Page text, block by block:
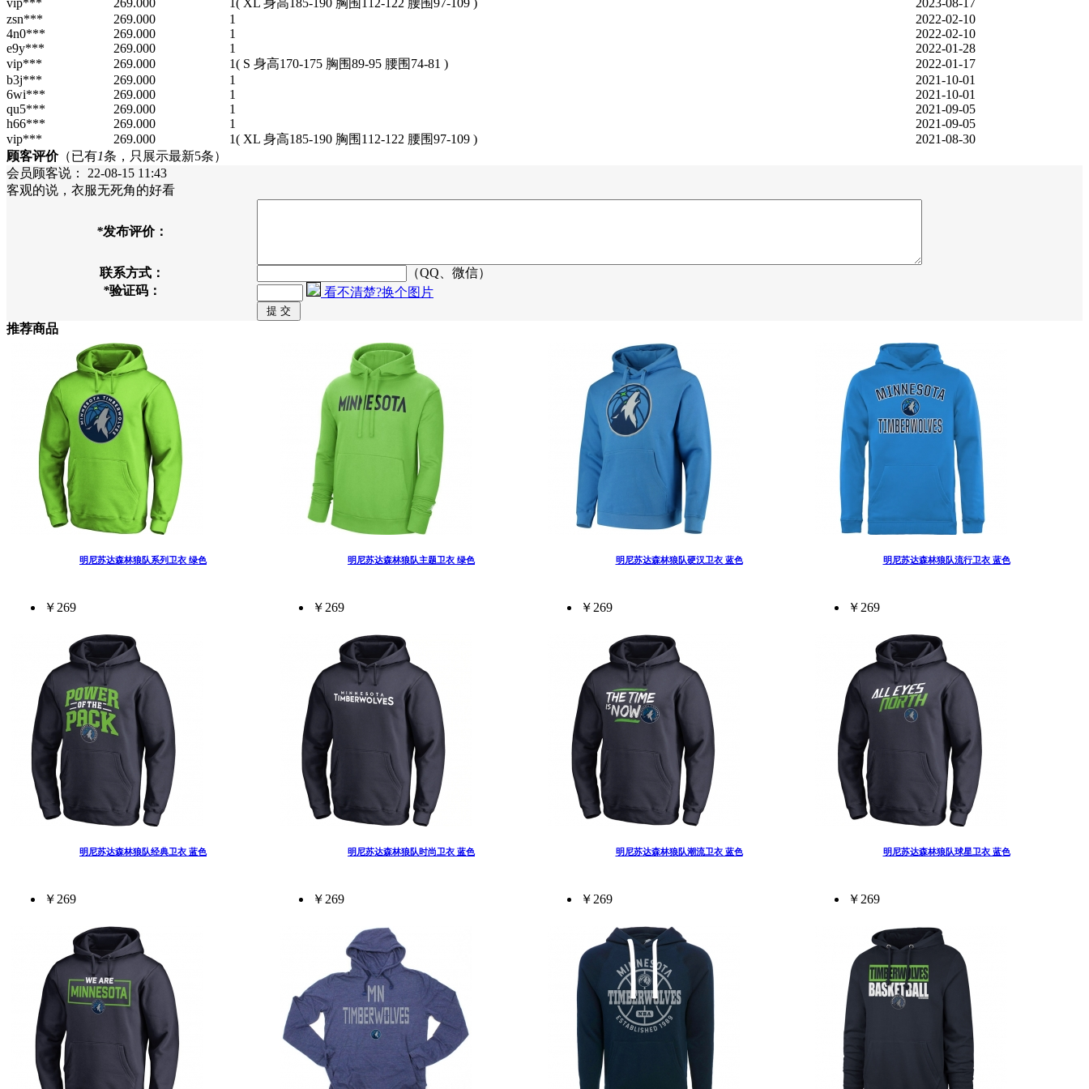
vip*** 269.000 ( XL 身高185-190 胸围112-122 腰围97-109 )
2023-08-17
zsn***
269.000 1
2022-02-10
4n0***
269.000 1
2022-02-10
e9y***
269.000 1
2022-01-28
vip***
269.000 1( S 身高170-175 胸围89-95 腰围74-81 )
2022-01-17
b3j***
269.000 1
2021-10-01
6wi***
269.000 1
2021-10-01
qu5***
269.000 1
2021-09-05
h66***
269.000 1
2021-09-05
vip***
269.000 1( XL 身高185-190 胸围112-122 腰围97-109 )
2021-08-30
顾客评价（已有1条，只展示最新5条）
会员顾客说： 22-08-15 11:43
客观的说，衣服无死角的好看
*发布评价：
联系方式：
（QQ、微信）
*验证码： 看不清楚?换个图片
推荐商品
明尼苏达森林狼队系列卫衣 绿色
￥269
明尼苏达森林狼队主题卫衣 绿色
￥269
明尼苏达森林狼队硬汉卫衣 蓝色
￥269
明尼苏达森林狼队流行卫衣 蓝色
￥269
明尼苏达森林狼队经典卫衣 蓝色
￥269
明尼苏达森林狼队时尚卫衣 蓝色
￥269
明尼苏达森林狼队潮流卫衣 蓝色
￥269
明尼苏达森林狼队球星卫衣 蓝色
￥269